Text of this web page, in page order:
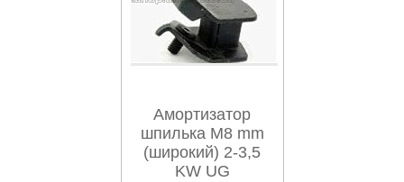
Амортизатор
шпилька М8 mm
(широкий) 2-3,5
KW UG